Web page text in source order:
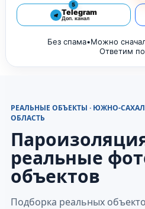
5
Telegram
Доп. канал
Без спама•Можно
Ответим
РЕАЛЬНЫЕ ОБЪЕКТЫ · ЮЖНО-
ОБЛАСТЬ
реальные
объектов
Подборка реальных